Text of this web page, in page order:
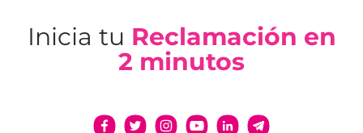
Inicia tu Reclamación en
2 minutos